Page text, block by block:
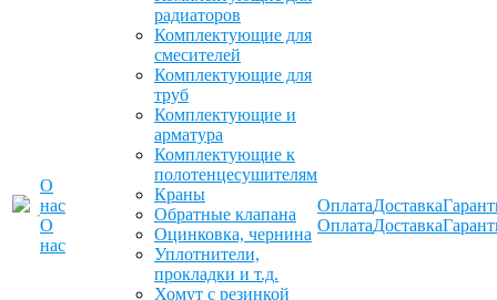
О
нас
О
нас
радиаторов
Комплектующие для
смесителей
Комплектующие для
труб
Комплектующие и
арматура
Комплектующие к
полотенцесушителям
Краны
Обратные клапана
Оцинковка, чернина
Уплотнители,
прокладки и т.д.
Хомут с резинкой
Оплата
Оплата
Доставка
Доставка